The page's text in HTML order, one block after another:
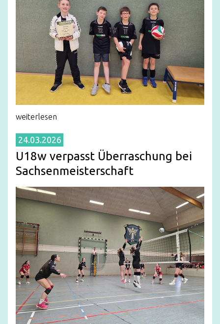
weiterlesen
24.03.2026
U18w verpasst Überraschung bei
Sachsenmeisterschaft